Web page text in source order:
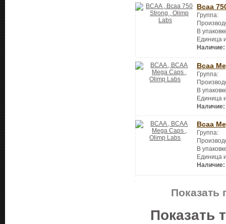
Bcaa
Группа:
В
Единица
Наличие:
Bcaa
Группа:
В
Единица
Наличие:
Bcaa
Группа:
В
Единица
Наличие:
Показать
Показать